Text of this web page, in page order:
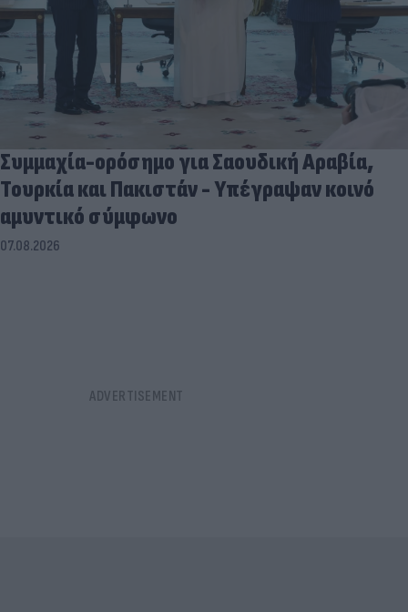
Συμμαχία-ορόσημο για Σαουδική Αραβία,
Τουρκία και Πακιστάν - Υπέγραψαν κοινό
αμυντικό σύμφωνο
07.08.2026